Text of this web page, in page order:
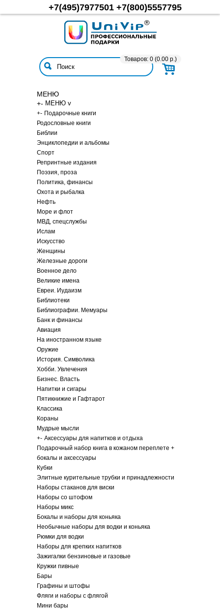
+7(495)7977501 +7(800)5557795
Товаров: 0 (0.00 р.)
МЕНЮ
+- МЕНЮ v
+- Подарочные книги
Родословные книги
Библии
Энциклопедии и альбомы
Спорт
Репринтные издания
Поэзия, проза
Политика, финансы
Охота и рыбалка
Нефть
Море и флот
МВД, спецслужбы
Ислам
Искусство
Женщины
Железные дороги
Военное дело
Великие имена
Евреи. Иудаизм
Библиотеки
Библиографии. Мемуары
Банк и финансы
Авиация
На иностранном языке
Оружие
История. Символика
Хобби. Увлечения
Бизнес. Власть
Напитки и сигары
Пятикнижие и Гафтарот
Классика
Кораны
Мудрые мысли
+- Аксессуары для напитков и отдыха
Подарочный набор книга в кожаном переплете +
бокалы и аксессуары
Кубки
Элитные курительные трубки и принадлежности
Наборы стаканов для виски
Наборы со штофом
Наборы микс
Бокалы и наборы для коньяка
Необычные наборы для водки и коньяка
Рюмки для водки
Наборы для крепких напитков
Зажигалки бензиновые и газовые
Кружки пивные
Бары
Графины и штофы
Фляги и наборы с флягой
Мини бары